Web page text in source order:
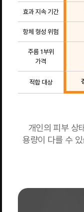
효과 지속 기간
항체 형성 위험
주름 1부위
가격
적합 대상
개인의 피부 상
용량이 다를 수